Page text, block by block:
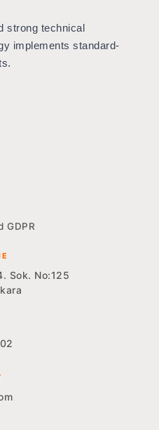
strong technical
implements standard-
GDPR
Sok. No:125